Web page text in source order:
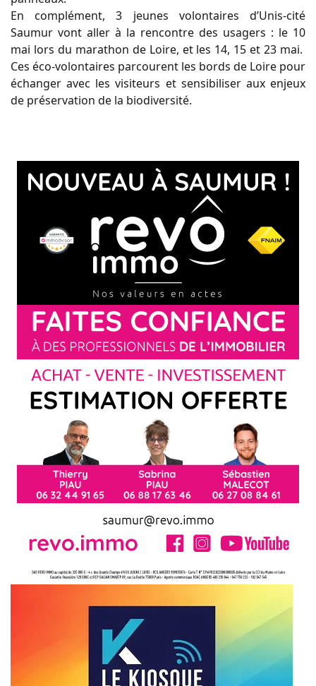
En complément, 3 jeunes volontaires d’Unis-cité
Saumur vont aller à la rencontre des usagers : le 10
mai lors du marathon de Loire, et les 14, 15 et 23 mai.
Ces éco-volontaires parcourent les bords de Loire pour
échanger avec les visiteurs et sensibiliser aux enjeux
de préservation de la biodiversité.